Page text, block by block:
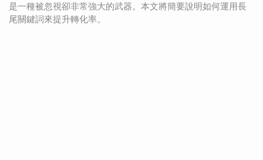
是一種被忽視卻非常強大的武器。本文將簡要說明如何運用長
尾關鍵詞來提升轉化率。